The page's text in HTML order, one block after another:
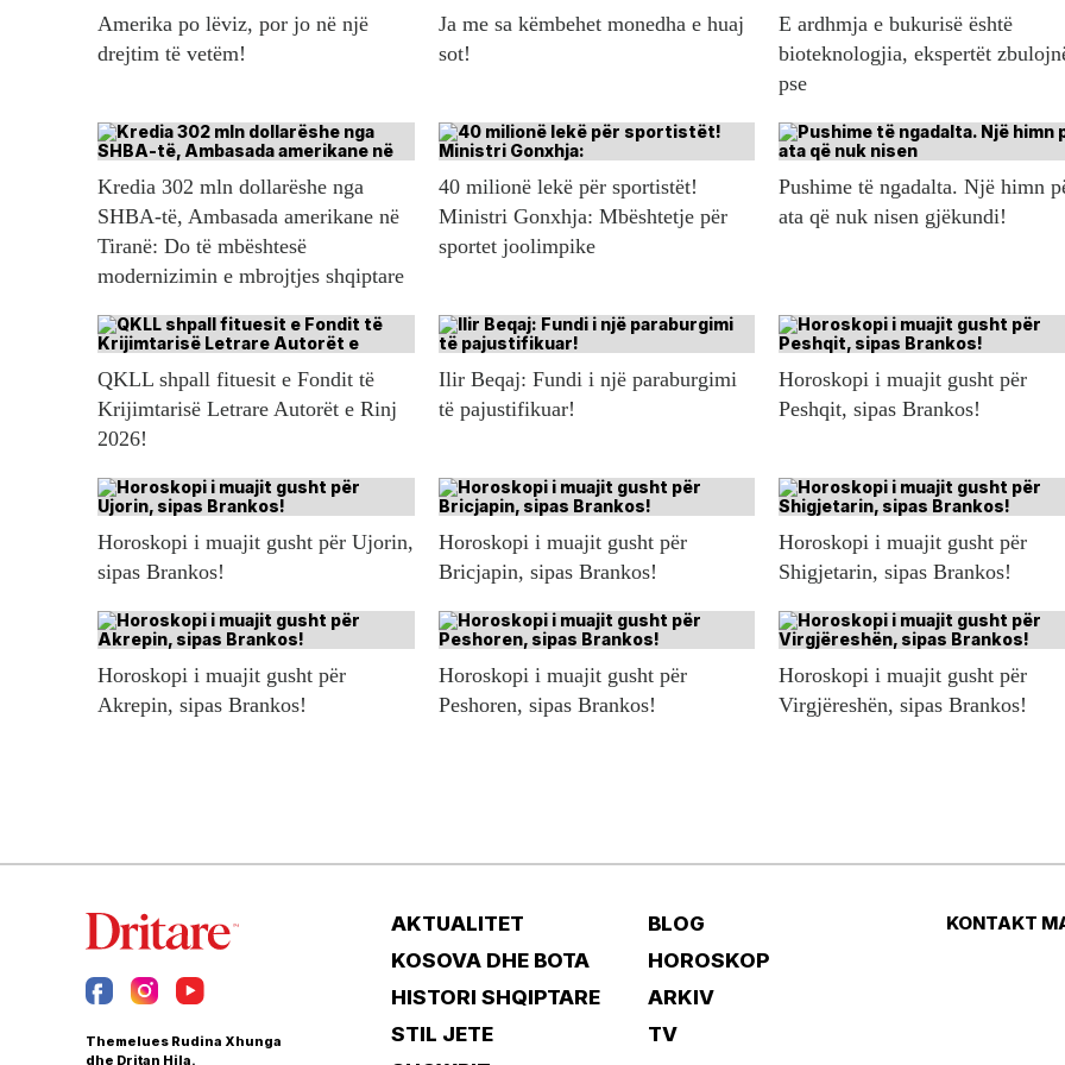
Amerika po lëviz, por jo në një
drejtim të vetëm!
Ja me sa këmbehet monedha e huaj
sot!
E ardhmja e bukurisë është
bioteknologjia, ekspertët
pse
Kredia 302 mln dollarëshe nga
SHBA-të, Ambasada amerikane në
Tiranë: Do të mbështesë
modernizimin e mbrojtjes shqiptare
40 milionë lekë për sportistët!
Ministri Gonxhja: Mbështetje për
sportet joolimpike
Pushime të ngadalta. Një himn
ata që nuk nisen gjëkundi!
QKLL shpall fituesit e Fondit të
Krijimtarisë Letrare Autorët e Rinj
2026!
Ilir Beqaj: Fundi i një paraburgimi
të pajustifikuar!
Horoskopi i muajit gusht për
Peshqit, sipas Brankos!
Horoskopi i muajit gusht për Ujorin,
sipas Brankos!
Horoskopi i muajit gusht për
Bricjapin, sipas Brankos!
Horoskopi i muajit gusht për
Shigjetarin, sipas Brankos!
Horoskopi i muajit gusht për
Akrepin, sipas Brankos!
Horoskopi i muajit gusht për
Peshoren, sipas Brankos!
Horoskopi i muajit gusht për
Virgjëreshën, sipas Brankos!
Themelues Rudina Xhunga
dhe Dritan Hila.
AKTUALITET
KOSOVA DHE BOTA
HISTORI SHQIPTARE
STIL JETE
BLOG
HOROSKOP
ARKIV
TV
KONTAKT